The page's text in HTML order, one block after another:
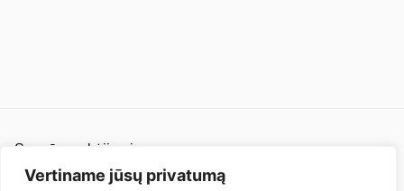
Vertiname jūsų privatumą
Saugūs mokėjimai
Pirkimo ir pardavimo taisyklės